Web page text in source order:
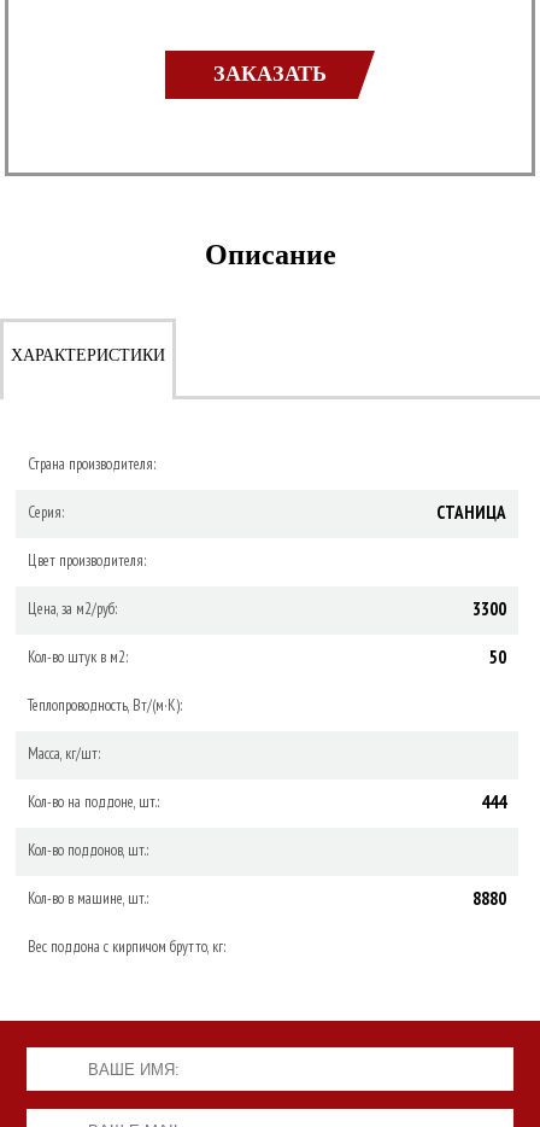
ЗАКАЗАТЬ
Описание
ХАРАКТЕРИСТИКИ
Страна производителя:
Серия: СТАНИЦА
Цвет производителя:
Цена, за м2/руб: 3300
Кол-во штук в м2: 50
Теплопроводность, Вт/(м·К):
Масса, кг/шт:
Кол-во на поддоне, шт.: 444
Кол-во поддонов, шт.:
Кол-во в машине, шт.: 8880
Вес поддона с кирпичом брутто, кг: